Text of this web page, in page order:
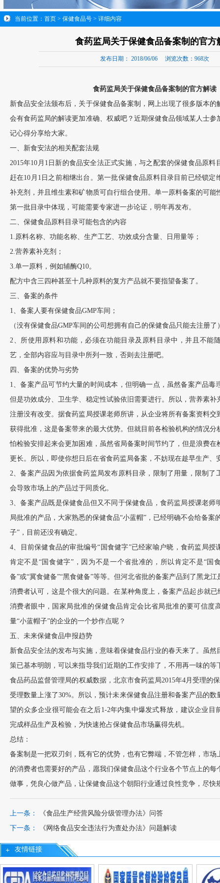
当前位置： 首页 > 保健食品号 > 详细内容
食药监局关于保健食品备案制的官方
发布日期： 2018/06/06 浏览次数： 968次
食药监局关于保健食品备案制的官方解读
新食品安全法颁布后，关于保健食品备案制，网上出现了很多版本的
会有食药监局的解读更加准确、权威吧？近期保健食品领域某人士参
记心得分享给大家。
一、新食安法的相关配套法规
2015年10月1日新的食品安全法正式实施，与之配套的保健食品原料
赶在10月1日之前相继出台。第一批保健食品原料目录目前已经锁定
补充剂，并且维生素和矿物质可自行组合使用。单一原料备案的可能
第一批目录中体现，可能需要专家进一步论证，明年再发布。
二、保健食品原料目录可能包含的内容
1.原料名称、功能名称、生产工艺、功效成分含量、日用量等；
2.营养素补充剂；
3.单一原料，例如辅酶Q10。
配方中含三四种甚至十几种原料的复方产品就不要指望备案了。
三、备案的条件
1、备案人要有保健食品GMP车间；
（没有保健食品GMP车间的公司想拥有自己的保健食品只能去注册了
2、所使用原料和功能，必须在功能目录及原料目录中，并且不能
艺，全部内容应与目录中所列一致，否则去注册吧。
四、备案的优势与劣势
1、备案产品可节约大量的时间成本，但明确一点，虽然备案产品毒
但是功效成分、卫生学、稳定性试验依旧需要进行。所以，营养素补
注册没有改变。据食药监局授课老师所讲，从企业将所有备案资料交
获得批准，这是备案带来的最大优势。但就目前各检验机构的情况分
怕检验安排起来会更加困难，虽然省局备案时间节约了，但是浪费在
更长。所以，即使你想日后在省食药监局备案，不妨现在趁早生产、
2、备案产品因为依据食药监局发布原料目录，限制了用量，限制了
会导致市场上的产品过于同质化。
3、备案产品既是保健食品但又不同于保健食品，食药监局授课老师
局批准的产品，大家熟悉的保健食品“小蓝帽”，已经明确不会给备案
子”，目前还没有确定。
4、目前保健食品的审批编号“国食健字”已经家喻户晓，食药监局授
肯定不是“国食健字”，因为不是一个省批准的，所以肯定不是“国
备”或“冀食健备”“黑食健备”等等。但河北省批的备案产品到了黑龙
消费者认可，这是个很大的问题。在某种角度上，备案产品起步就已
消费者眼中，国家局批准的保健食品肯定会比省局批准的要可信度
量“小蓝帽子”的企业的一个炒作点呢？
五、未来保健食品申报趋势
新食品安全法的发布与实施，意味着保健食品行业的春天来了。虽然
策已基本明朗，可以来指导我们近期的工作安排了，不用再一味的等
食品药品监督管理局的权威数据，北京市食药监局2015年4月受理的
受理数量上涨了30%。所以，预计未来保健食品注册和备案产品的数
望的众多企业很可能会在之后1-2年内集中爆发式释放，建议企业目
完成样品生产及检验，为快速抢占保健食品市场赢得先机。
总结：
备案制是一把双刃剑，既有它的优势，也有它弊端，不管怎样，市场
的消费者也需要好的产品，愿我们保健食品这个行业各个节点上的每
做事，凭良心做产品，让保健食品这个朝阳行业通过良性竞争，尽快
上一条：
《食品生产经营风险分级管理办法》问答
下一条：
《网络食品安全违法行为查处办法》问题解读
友情链接